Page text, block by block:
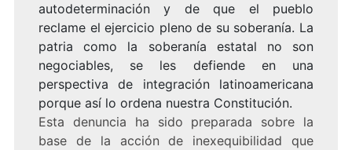
autodeterminación y de que el pueblo
reclame el ejercicio pleno de su soberanía. La
patria como la soberanía estatal no son
negociables, se les defiende en una
perspectiva de integración latinoamericana
porque así lo ordena nuestra Constitución.
Esta denuncia ha sido preparada sobre la
base de la acción de inexequibilidad que